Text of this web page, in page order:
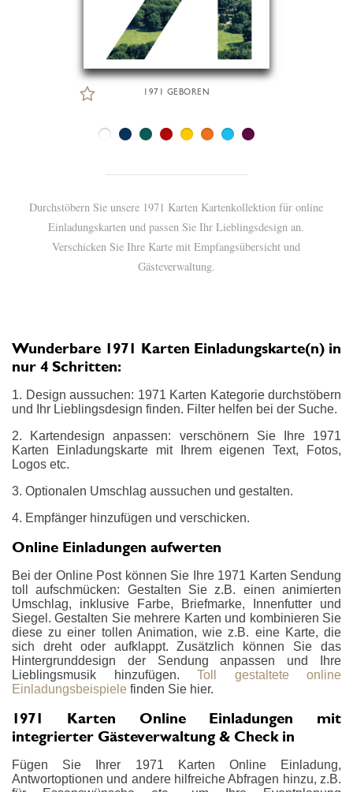
1971 GEBOREN
Durchstöbern Sie unsere 1971 Karten Kartenkollektion für online
Einladungskarten und passen Sie Ihr Lieblingsdesign an.
Verschicken Sie Ihre Karte mit Empfangsübersicht und
Gästeverwaltung.
Wunderbare 1971 Karten Einladungskarte(n) in
nur 4 Schritten:
1. Design aussuchen: 1971 Karten Kategorie durchstöbern
und Ihr Lieblingsdesign finden. Filter helfen bei der Suche.
2. Kartendesign anpassen: verschönern Sie Ihre 1971
Karten Einladungskarte mit Ihrem eigenen Text, Fotos,
Logos etc.
3. Optionalen Umschlag aussuchen und gestalten.
4. Empfänger hinzufügen und verschicken.
Online Einladungen aufwerten
Bei der Online Post können Sie Ihre 1971 Karten Sendung
toll aufschmücken: Gestalten Sie z.B. einen animierten
Umschlag, inklusive Farbe, Briefmarke, Innenfutter und
Siegel. Gestalten Sie mehrere Karten und kombinieren Sie
diese zu einer tollen Animation, wie z.B. eine Karte, die
sich dreht oder aufklappt. Zusätzlich können Sie das
Hintergrunddesign der Sendung anpassen und Ihre
Lieblingsmusik hinzufügen. Toll gestaltete online
Einladungsbeispiele finden Sie hier.
1971 Karten Online Einladungen mit
integrierter Gästeverwaltung & Check in
Fügen Sie Ihrer 1971 Karten Online Einladung,
Antwortoptionen und andere hilfreiche Abfragen hinzu, z.B.